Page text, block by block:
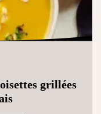
grillées